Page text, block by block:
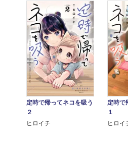
定時で帰ってネコを吸う
２
ヒロイチ
定時で
１
ヒロイ